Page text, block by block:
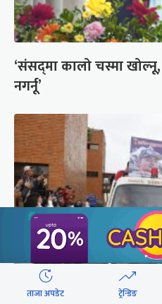
‘संसद्‍मा कालो चस्मा
नगर्नू’
ताजा अपडेट ट्रेन्डिङ